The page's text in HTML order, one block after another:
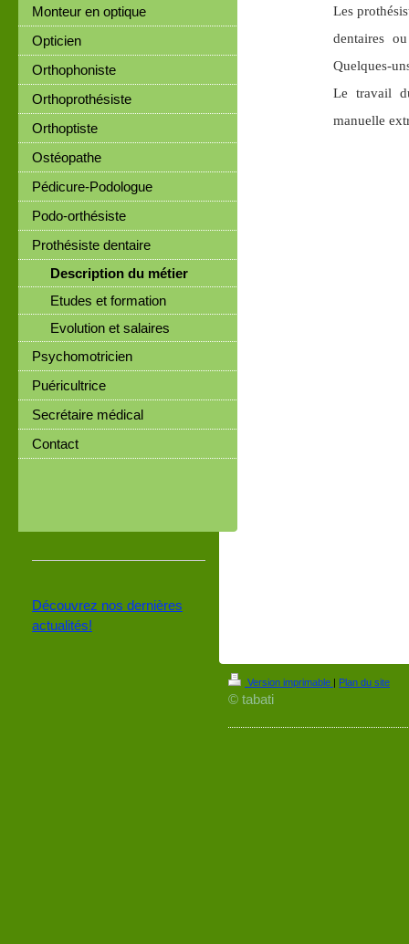
Les
dentaires
Quelques-
Le travail
manuelle
Monteur en optique
Opticien
Orthophoniste
Orthoprothésiste
Orthoptiste
Ostéopathe
Pédicure-Podologue
Podo-orthésiste
Prothésiste dentaire
Description du métier
Etudes et formation
Evolution et salaires
Psychomotricien
Puéricultrice
Secrétaire médical
Contact
Découvrez nos dernières
actualités!
Version imprimable | Plan du site
© tabati